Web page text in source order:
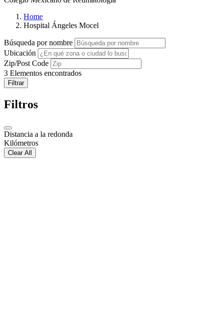
Home
Hospital Ángeles Mocel
Búsqueda por nombre
Ubicación
Zip/Post Code
3 Elementos encontrados
Filtrar
Filtros
Distancia a la redonda
Kilómetros
Clear All